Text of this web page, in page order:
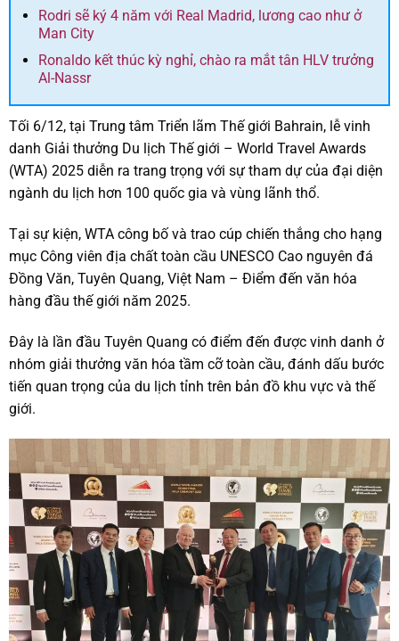
Rodri sẽ ký 4 năm với Real Madrid, lương cao như ở
Man City
Ronaldo kết thúc kỳ nghỉ, chào ra mắt tân HLV trưởng
Al-Nassr
Tối 6/12, tại Trung tâm Triển lãm Thế giới Bahrain, lễ vinh
danh Giải thưởng Du lịch Thế giới – World Travel Awards
(WTA) 2025 diễn ra trang trọng với sự tham dự của đại diện
ngành du lịch hơn 100 quốc gia và vùng lãnh thổ.
Tại sự kiện, WTA công bố và trao cúp chiến thắng cho hạng
mục Công viên địa chất toàn cầu UNESCO Cao nguyên đá
Đồng Văn, Tuyên Quang, Việt Nam – Điểm đến văn hóa
hàng đầu thế giới năm 2025.
Đây là lần đầu Tuyên Quang có điểm đến được vinh danh ở
nhóm giải thưởng văn hóa tầm cỡ toàn cầu, đánh dấu bước
tiến quan trọng của du lịch tỉnh trên bản đồ khu vực và thế
giới.